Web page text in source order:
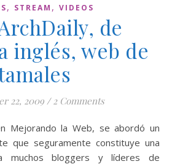
, STREAM , VIDEOS
de
inglés, web de
22, 2009 / 2 Comments
que seguramente constituye una
muchos bloggers y líderes de